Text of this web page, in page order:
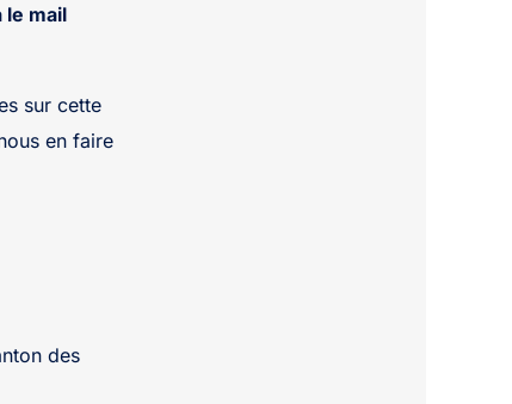
le mail
sur cette
en faire
des